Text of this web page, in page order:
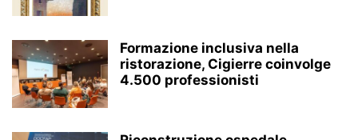
Formazione inclusiva nella
ristorazione, Cigierre coinvolge
4.500 professionisti